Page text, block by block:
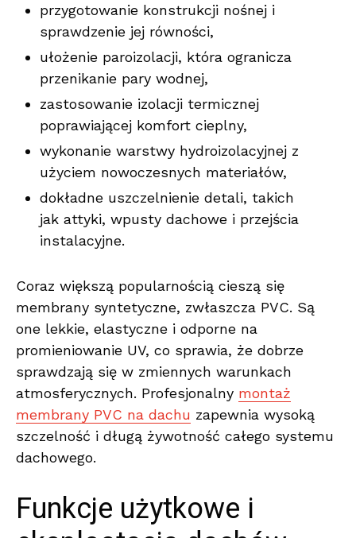
przygotowanie konstrukcji nośnej i
sprawdzenie jej równości,
ułożenie paroizolacji, która ogranicza
przenikanie pary wodnej,
zastosowanie izolacji termicznej
poprawiającej komfort cieplny,
wykonanie warstwy hydroizolacyjnej z
użyciem nowoczesnych materiałów,
dokładne uszczelnienie detali, takich
jak attyki, wpusty dachowe i przejścia
instalacyjne.
Coraz większą popularnością cieszą się
membrany syntetyczne, zwłaszcza PVC. Są
one lekkie, elastyczne i odporne na
promieniowanie UV, co sprawia, że dobrze
sprawdzają się w zmiennych warunkach
atmosferycznych. Profesjonalny montaż
membrany PVC na dachu zapewnia wysoką
szczelność i długą żywotność całego systemu
dachowego.
Funkcje użytkowe i